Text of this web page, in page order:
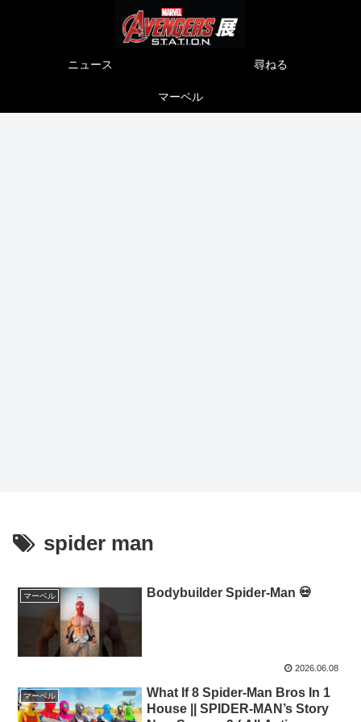
ニュース 尋ねる
マーベル
spider man
マーベル Bodybuilder Spider-Man 💀
2026.06.08
マーベル
What If 8 Spider-Man Bros In 1
House || SPIDER-MAN’s Story